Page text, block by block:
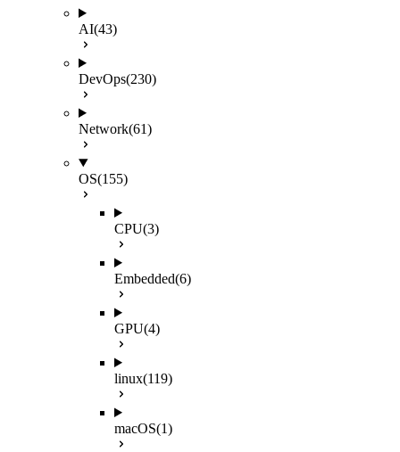
AI(43)
DevOps(230)
Network(61)
OS(155)
CPU(3)
Embedded(6)
GPU(4)
linux(119)
macOS(1)